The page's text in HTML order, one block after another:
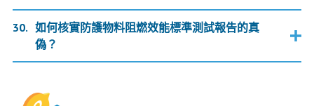
如何核實防護物料阻燃效能標準測試報告的真
偽？